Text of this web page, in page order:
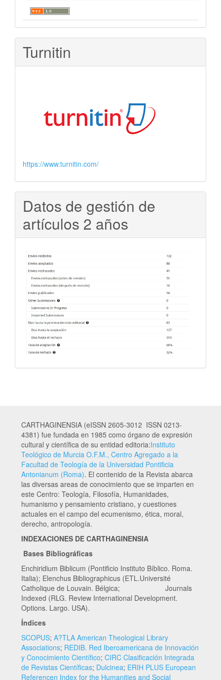
Turnitin
https://www.turnitin.com/
Datos de gestión de
artículos 2 años
CARTHAGINENSIA (eISSN 2605-3012 ISSN 0213-
4381) fue fundada en 1985 como órgano de expresión
cultural y científica de su entidad editoria:Instituto
Teológico de Murcia O.F.M., Centro Agregado a la
Facultad de Teología de la Universidad Pontificia
Antonianum (Roma). El contenido de la Revista abarca
las diversas areas de conocimiento que se imparten en
este Centro: Teología, Filosofía, Humanidades,
humanismo y pensamiento cristiano, y cuestiones
actuales en el campo del ecumenismo, ética, moral,
derecho, antropología.
INDEXACIONES DE CARTHAGINENSIA
Bases Bibliográficas
Enchiridium Biblicum (Pontificio Instituto Bíblico. Roma.
Italia); Elenchus Bibliographicus (ETL.Université
Catholique de Louvain. Bélgica; Journals
Indexed (RLG. Review International Development.
Options. Largo. USA).
Índices
SCOPUS; A?TLA American Theological Library
Associations; REDIB. Red Iberoamericana de Innovación
y Conocimiento Científico; CIRC Clasificación Integrada
de Revistas Científicas; Dulcinea; ERIH PLUS European
Referencen Index for the Humanities and Social